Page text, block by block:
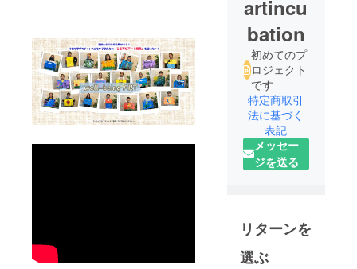
artincu
bation
初めてのプ
ロジェクト
です
特定商取引
法に基づく
表記
メッセー
ジを送る
リターンを
選ぶ